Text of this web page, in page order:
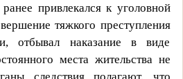
привлекался к уголовной
тяжкого преступления
отбывал наказание в виде
места жительства не
следствия полагают, что